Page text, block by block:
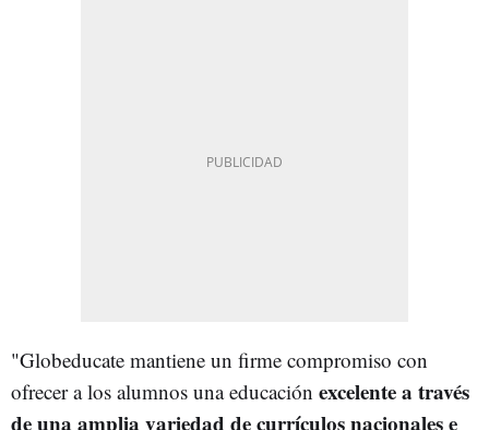
"Globeducate mantiene un firme compromiso con
ofrecer a los alumnos una educación excelente a través
de una amplia variedad de currículos nacionales e